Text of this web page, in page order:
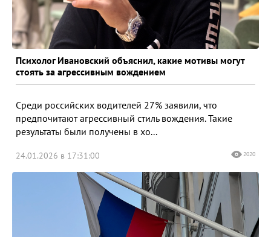
Психолог Ивановский объяснил, какие мотивы могут
стоять за агрессивным вождением
Среди российских водителей 27% заявили, что
предпочитают агрессивный стиль вождения. Такие
результаты были получены в хо...
24.01.2026 в 17:31:00 2020